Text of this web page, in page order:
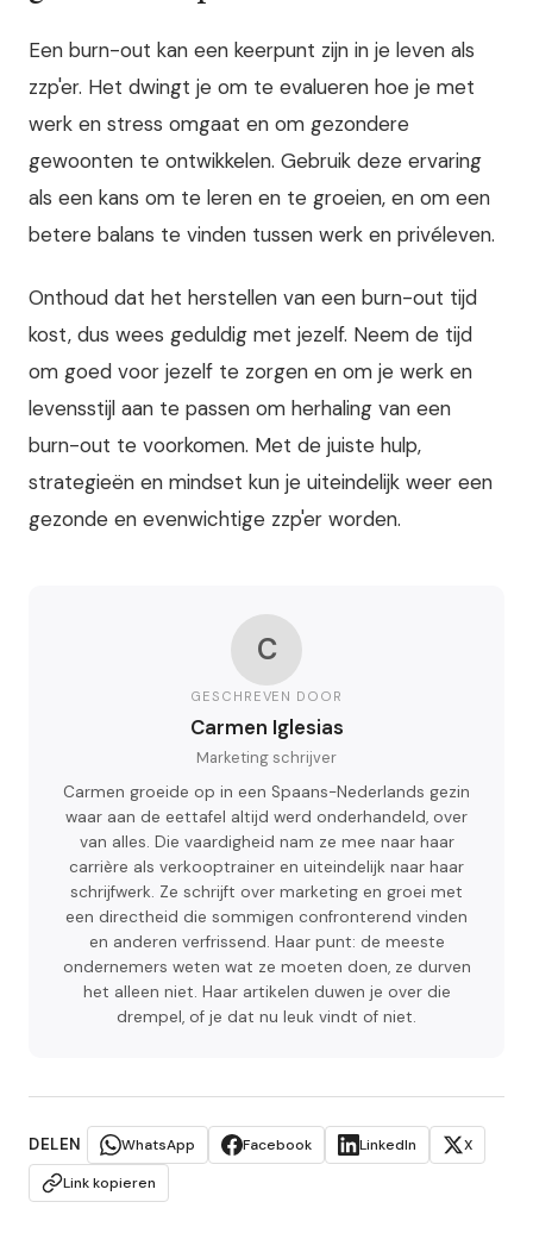
Een burn-out kan een keerpunt zijn in je leven als
zzp'er. Het dwingt je om te evalueren hoe je met
werk en stress omgaat en om gezondere
gewoonten te ontwikkelen. Gebruik deze ervaring
als een kans om te leren en te groeien, en om een
betere balans te vinden tussen werk en privéleven.
Onthoud dat het herstellen van een burn-out tijd
kost, dus wees geduldig met jezelf. Neem de tijd
om goed voor jezelf te zorgen en om je werk en
levensstijl aan te passen om herhaling van een
burn-out te voorkomen. Met de juiste hulp,
strategieën en mindset kun je uiteindelijk weer een
gezonde en evenwichtige zzp'er worden.
C
GESCHREVEN DOOR
Carmen Iglesias
Marketing schrijver
Carmen groeide op in een Spaans-Nederlands gezin
waar aan de eettafel altijd werd onderhandeld, over
van alles. Die vaardigheid nam ze mee naar haar
carrière als verkooptrainer en uiteindelijk naar haar
schrijfwerk. Ze schrijft over marketing en groei met
een directheid die sommigen confronterend vinden
en anderen verfrissend. Haar punt: de meeste
ondernemers weten wat ze moeten doen, ze durven
het alleen niet. Haar artikelen duwen je over die
drempel, of je dat nu leuk vindt of niet.
DELEN WhatsApp Facebook LinkedIn
X
Link kopieren